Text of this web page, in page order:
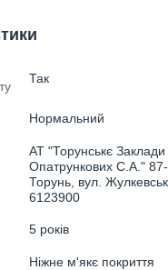
Так
Нормальний
АТ "Торунськє
Опатрункових С.А."
Торунь, вул.
6123900
5 років
Ніжне м'якє покриття